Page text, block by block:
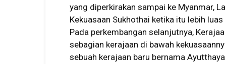
yang diperkirakan sampai ke Myanmar,
Kekuasaan Sukhothai ketika itu lebih
Pada perkembangan selanjutnya,
sebagian kerajaan di bawah
sebuah kerajaan baru bernama